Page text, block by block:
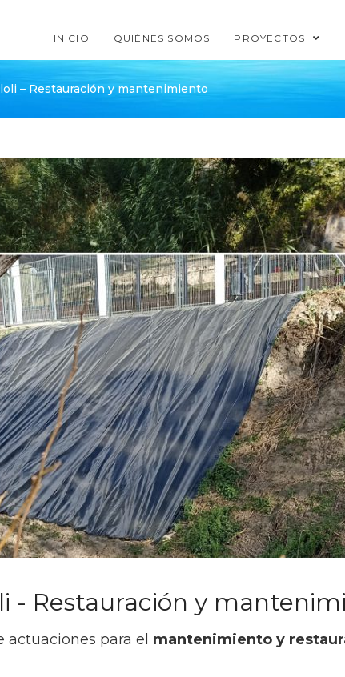
INICIO QUIÉNES SOMOS PROYECTOS
– Restauración y mantenimiento
- Restauración y
para el mantenimiento y